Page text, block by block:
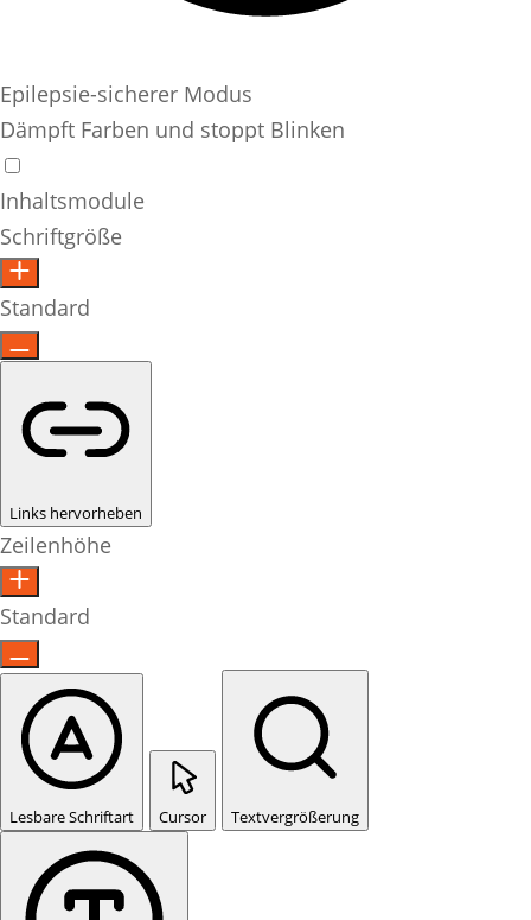
Epilepsie-sicherer Modus
Dämpft Farben und stoppt Blinken
Inhaltsmodule
Schriftgröße
Standard
Links hervorheben
Zeilenhöhe
Standard
Lesbare Schriftart Cursor Textvergrößerung